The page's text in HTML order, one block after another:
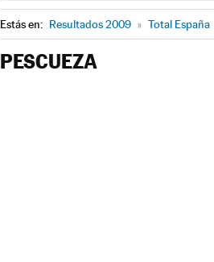
Estás en: Resultados 2009 » Total España
PESCUEZA